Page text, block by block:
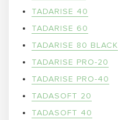
TADARISE 40
TADARISE 60
TADARISE 80 BLACK
TADARISE PRO-20
TADARISE PRO-40
TADASOFT 20
TADASOFT 40